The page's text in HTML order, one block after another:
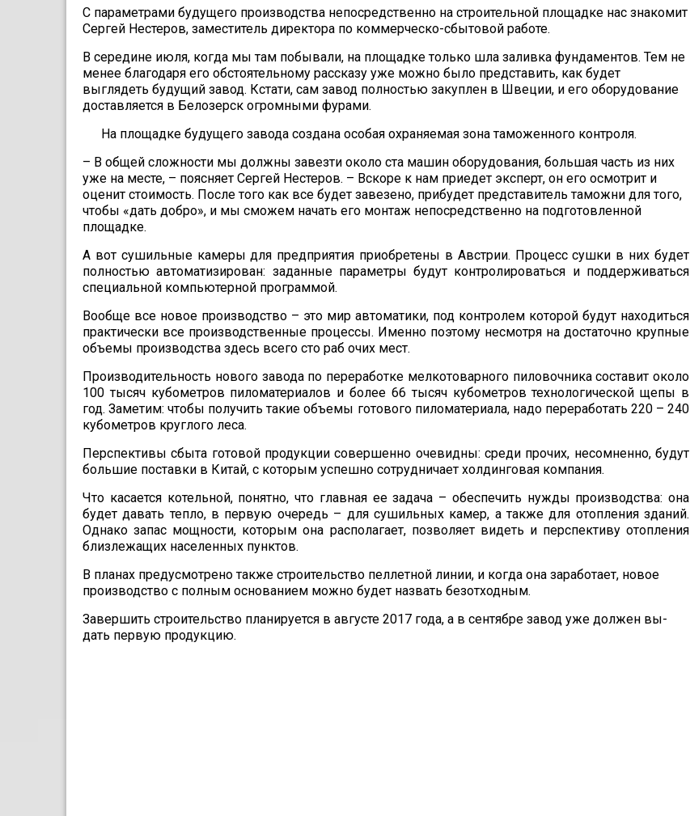
С параметрами будущего произ­водства непосредственно на строи­тельной площадке нас знакомит
Сер­гей Нестеров, заместитель директора по коммерческо-сбытовой работе.
В середине июля, когда мы там побывали, на площадке только шла заливка фундаментов. Тем не
менее благодаря его обстоятельному рас­сказу уже можно было представить, как будет
выглядеть будущий завод. Кстати, сам завод полностью заку­плен в Швеции, и его оборудование
доставляется в Белозерск огромны­ми фурами.
На площадке будущего завода создана особая охраняемая зона та­моженного контроля.
– В общей сложности мы должны завезти около ста машин оборудования, большая часть из них
уже на месте, – поясняет Сергей Нестеров. – Вскоре к нам приедет эксперт, он его осмотрит и
оценит стоимость. После того как все будет завезено, прибудет представитель таможни для того,
чтобы «дать добро», и мы сможем начать его монтаж непосредствен­но на подготовленной
площадке.
А вот сушильные камеры для предприятия приобретены в Ав­стрии. Процесс сушки в них будет
полностью автоматизирован: за­данные параметры будут контроли­роваться и поддерживаться
специ­альной компьютерной программой.
Вообще все новое производ­ство – это мир автоматики, под контролем которой будут нахо­диться
практически все произ­водственные процессы. Именно поэтому несмотря на достаточно крупные
объемы производства здесь всего сто раб очих мест.
Производительность нового завода по переработке мелкотовар­ного пиловочника составит около
100 тысяч кубометров пиломате­риалов и более 66 тысяч кубоме­тров технологической щепы в
год. Заметим: чтобы получить такие объемы готового пиломатериала, надо переработать 220 – 240
кубо­метров круглого леса.
Перспективы сбыта готовой продукции совершенно очевид­ны: среди прочих, несомненно, будут
большие поставки в Китай, с которым успешно сотрудничает холдинговая компания.
Что касается котельной, по­нятно, что главная ее задача – обеспечить нужды производства: она
будет давать тепло, в первую очередь – для сушильных камер, а также для отопления зданий.
Однако запас мощности, которым она располагает, позволяет видеть и перспективу отопления
близле­жащих населенных пунктов.
В планах предусмотрено также строительство пеллетной линии, и когда она заработает, новое
производство с полным основанием можно будет назвать безотходным.
Завершить строительство пла­нируется в августе 2017 года, а в сентябре завод уже должен вы­
дать первую продукцию.